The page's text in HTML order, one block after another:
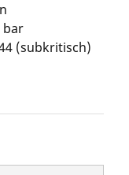
bar
(subkritisch)